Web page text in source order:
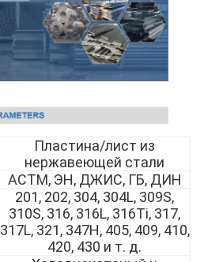
Пластина/лист из
нержавеющей стали
АСТМ, ЭН, ДЖИС, ГБ, ДИН
201, 202, 304, 304L, 309S,
310S, 316, 316L, 316Ti, 317,
317L, 321, 347H, 405, 409, 410,
420, 430 и т. д.